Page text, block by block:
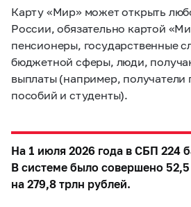
Карту «Мир» может открыть
России, обязательно картой
пенсионеры, государственные
бюджетной сферы, люди,
выплаты (например, получатели
пособий и студенты).
На 1 июля 2026 года в СБП 224
В системе было совершено
на 279,8 трлн рублей.